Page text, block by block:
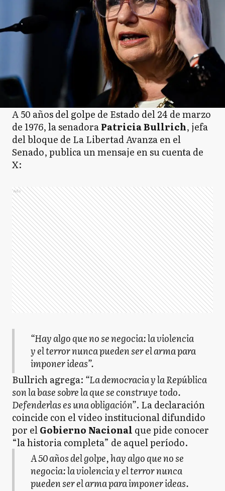
A 50 años del golpe de Estado del 24 de marzo
de 1976, la senadoraPatricia Bullrich, jefa
del bloque de La Libertad Avanza en el
Senado, publica un mensaje en su cuenta de
X:
Ads
“Hay algo que no se negocia: la violencia
y el terror nunca pueden ser el arma para
imponer ideas”.
Bullrich agrega: “La democracia y la República
son la base sobre la que se construye todo.
Defenderlas es una obligación”. La declaración
coincide con el video institucional difundido
por elGobierno Nacional que pide conocer
“la historia completa” de aquel período.
A 50 años del golpe, hay algo que no se
negocia: la violencia y el terror nunca
pueden ser el arma para imponer ideas.